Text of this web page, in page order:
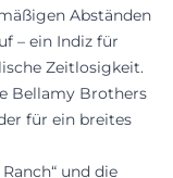
Abständen
– ein Indiz für
Zeitlosigkeit.
Bellamy Brothers
für ein breites
und die